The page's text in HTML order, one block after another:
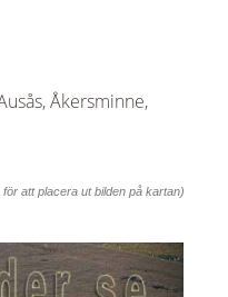
Åkersminne,
att placera ut bilden på kartan)